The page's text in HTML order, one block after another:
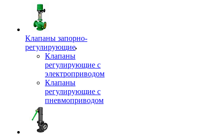
Клапаны запорно-
регулирующие
Клапаны
регулирующие с
электроприводом
Клапаны
регулирующие с
пневмоприводом